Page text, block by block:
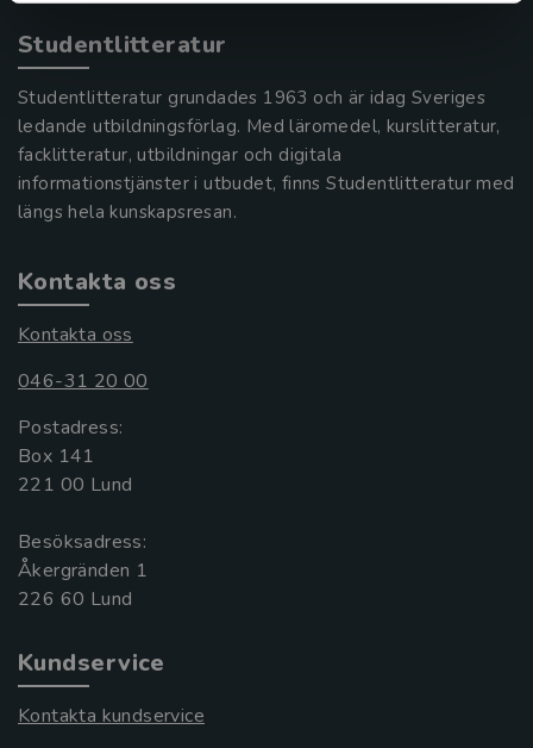
Studentlitteratur
Studentlitteratur grundades 1963 och är idag Sveriges
ledande utbildningsförlag. Med läromedel, kurslitteratur,
facklitteratur, utbildningar och digitala
informationstjänster i utbudet, finns Studentlitteratur med
längs hela kunskapsresan.
Kontakta oss
Kontakta oss
046-31 20 00
Postadress:
Box 141
221 00 Lund
Besöksadress:
Åkergränden 1
Kundservice
Kontakta kundservice